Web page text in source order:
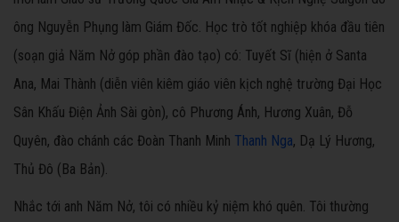
ông Nguyễn Phụng làm Giám Đốc. Học trò tốt nghiệp khóa đầu tiên
(soạn giả Năm Nở góp phần đào tạo) có: Tuyết Sĩ (hiện ở Santa
Ana, Mai Thành (diễn viên kiêm giáo viên kịch nghệ trường Đại Học
Sân Khấu Điện Ảnh Sài gòn), cô Phương Ánh, Hương Xuân, Đỗ
Quyên, đào chánh các Đoàn Thanh Minh Thanh Nga, Dạ Lý Hương,
Thủ Đô (Ba Bản).
Nhắc tới anh Năm Nở, tôi có nhiều kỷ niệm khó quên. Tôi thường